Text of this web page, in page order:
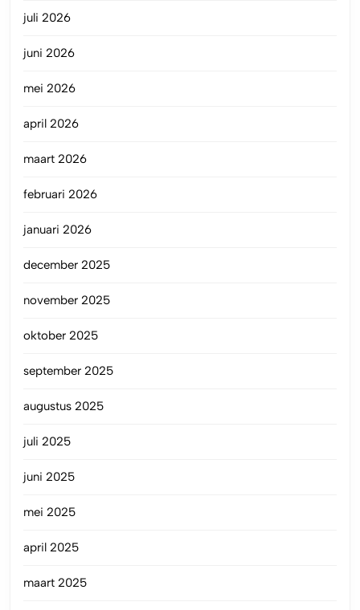
juli 2026
juni 2026
mei 2026
april 2026
maart 2026
februari 2026
januari 2026
december 2025
november 2025
oktober 2025
september 2025
augustus 2025
juli 2025
juni 2025
mei 2025
april 2025
maart 2025